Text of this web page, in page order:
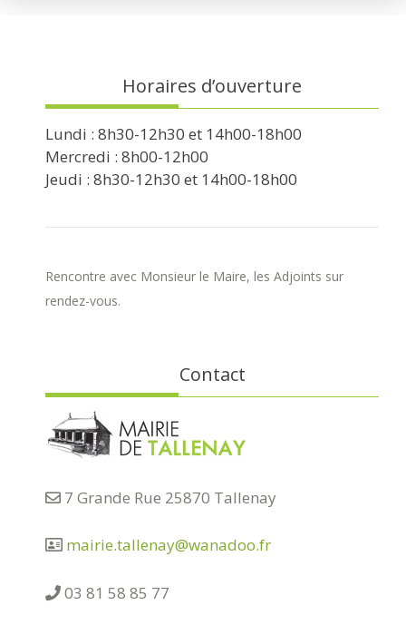
Horaires d’ouverture
Lundi : 8h30-12h30 et 14h00-18h00
Mercredi : 8h00-12h00
Jeudi : 8h30-12h30 et 14h00-18h00
Rencontre avec Monsieur le Maire, les Adjoints sur
rendez-vous.
Contact
7 Grande Rue 25870 Tallenay
mairie.tallenay@wanadoo.fr
03 81 58 85 77